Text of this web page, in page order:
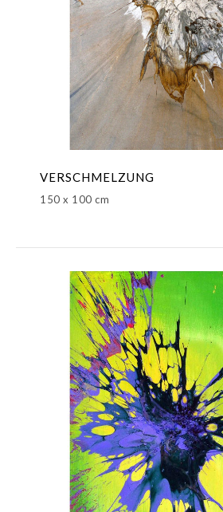
VERSCHMELZUNG
150 x 100 cm